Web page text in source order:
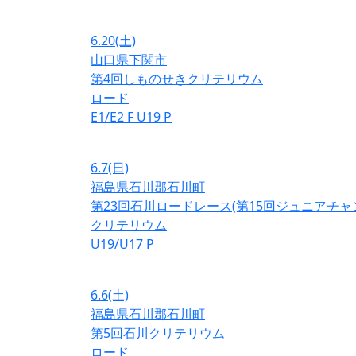
6.20(土)
山口県下関市
第4回しものせきクリテリウム
ロード
E1/E2 F U19 P
6.7(日)
福島県石川郡石川町
第23回石川ロードレース(第15回ジュニアチャ
クリテリウム
U19/U17 P
6.6(土)
福島県石川郡石川町
第5回石川クリテリウム
ロード